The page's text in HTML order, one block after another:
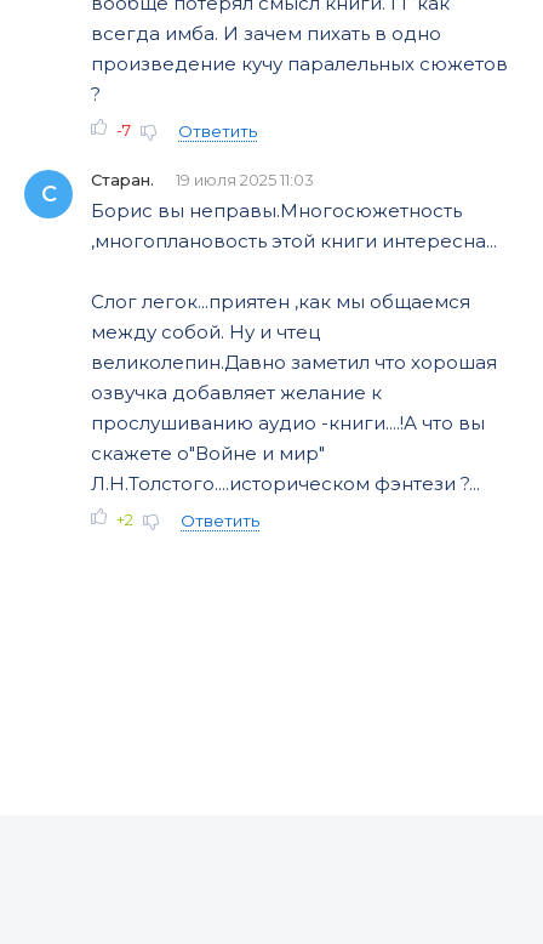
всегда имба. И зачем пихать в одно
произведение кучу паралельных сюжетов
?
-7 Ответить
С
Старан. 19 июля 2025 11:03
Борис вы неправы.Многосюжетность
,многоплановость этой книги интересна...
Слог легок...приятен ,как мы общаемся
между собой. Ну и чтец
великолепин.Давно заметил что хорошая
озвучка добавляет желание к
прослушиванию аудио -книги....!А что вы
скажете о"Войне и мир"
Л.Н.Толстого....историческом фэнтези ?...
+2 Ответить